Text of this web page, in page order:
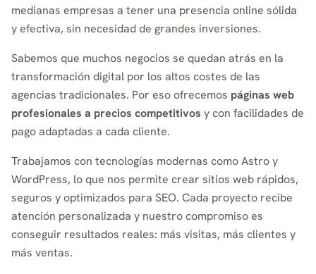
medianas empresas a tener una presencia online sólida
y efectiva, sin necesidad de grandes inversiones.
Sabemos que muchos negocios se quedan atrás en la
transformación digital por los altos costes de las
agencias tradicionales. Por eso ofrecemos páginas web
profesionales a precios competitivos y con facilidades de
pago adaptadas a cada cliente.
Trabajamos con tecnologías modernas como Astro y
WordPress, lo que nos permite crear sitios web rápidos,
seguros y optimizados para SEO. Cada proyecto recibe
atención personalizada y nuestro compromiso es
conseguir resultados reales: más visitas, más clientes y
más ventas.